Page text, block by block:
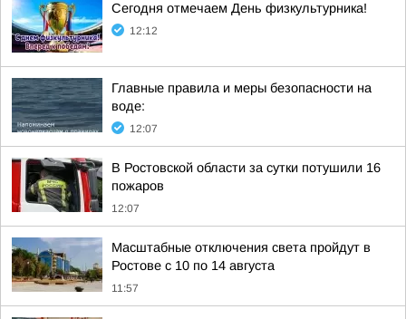
Сегодня отмечаем День физкультурника!
12:12
Главные правила и меры безопасности на
воде:
12:07
В Ростовской области за сутки потушили 16
пожаров
12:07
Масштабные отключения света пройдут в
Ростове с 10 по 14 августа
11:57